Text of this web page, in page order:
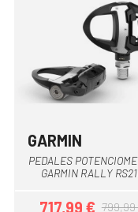
GARMIN
PEDALES
GARMIN RALLY
717,99 € 799,99